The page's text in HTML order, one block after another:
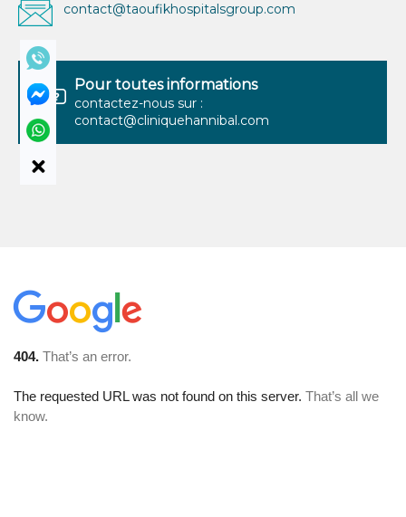
contact@taoufikhospitalsgroup.com
Pour toutes informations
contactez-nous sur :
contact@cliniquehannibal.com